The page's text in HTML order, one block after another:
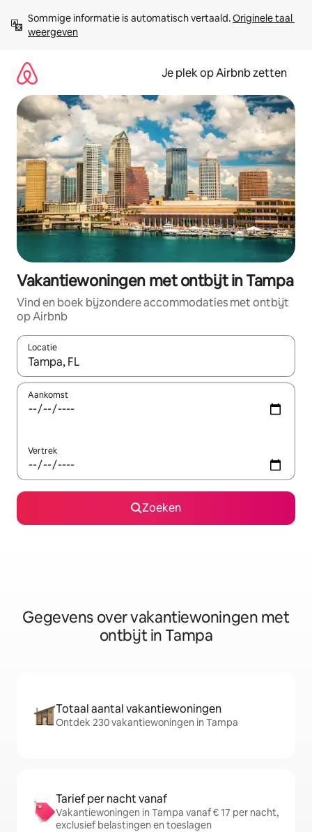
direct
naar
Sommige informatie is automatisch vertaald. Originele taal
weergeven
Je plek op Airbnb zetten
Vakantiewoningen met ontbijt in Tampa
Vind en boek bijzondere accommodaties met ontbijt
op Airbnb
Locatie
Wanneer er resultaten beschikbaar zijn, maak je een keuze
Aankomst
Vertrek
Zoeken
Gegevens over vakantiewoningen met
ontbijt in Tampa
Totaal aantal vakantiewoningen
Ontdek 230 vakantiewoningen in Tampa
Tarief per nacht vanaf
Vakantiewoningen in Tampa vanaf € 17 per nacht,
exclusief belastingen en toeslagen